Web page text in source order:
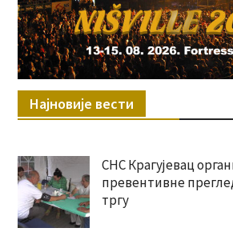
Најновије вести
СНС Крагујевац
превентивне
тргу